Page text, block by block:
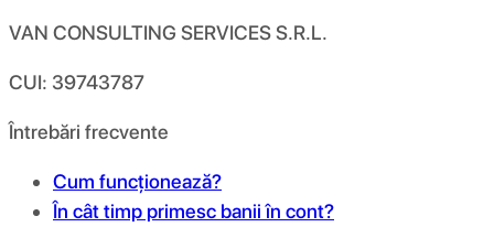
VAN CONSULTING SERVICES S.R.L.
CUI: 39743787
Întrebări frecvente
Cum funcționează?
În cât timp primesc banii în cont?